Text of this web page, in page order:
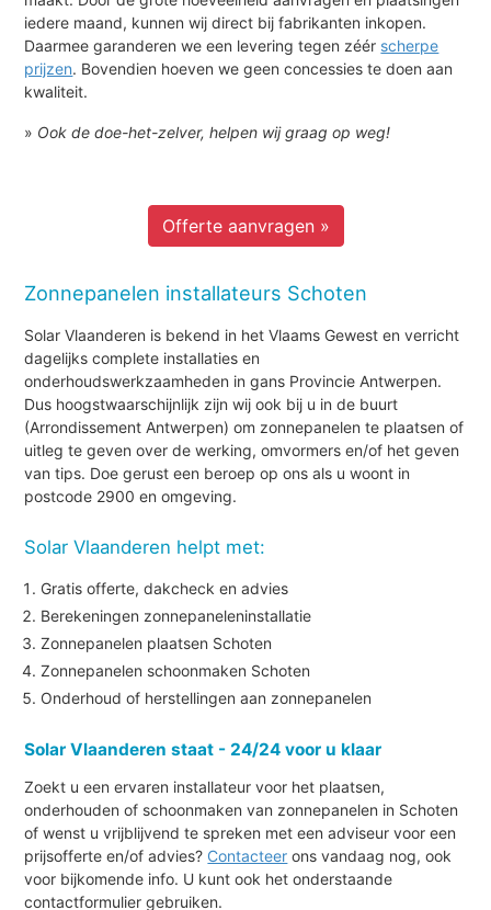
iedere maand, kunnen wij direct bij fabrikanten inkopen.
Daarmee garanderen we een levering tegen zéér scherpe
prijzen. Bovendien hoeven we geen concessies te doen aan
kwaliteit.
» Ook de doe-het-zelver, helpen wij graag op weg!
Offerte aanvragen »
Zonnepanelen installateurs Schoten
Solar Vlaanderen is bekend in het Vlaams Gewest en verricht
dagelijks complete installaties en
onderhoudswerkzaamheden in gans Provincie Antwerpen.
Dus hoogstwaarschijnlijk zijn wij ook bij u in de buurt
(Arrondissement Antwerpen) om zonnepanelen te plaatsen of
uitleg te geven over de werking, omvormers en/of het geven
van tips. Doe gerust een beroep op ons als u woont in
postcode 2900 en omgeving.
Solar Vlaanderen helpt met:
Gratis offerte, dakcheck en advies
Berekeningen zonnepaneleninstallatie
Zonnepanelen plaatsen Schoten
Zonnepanelen schoonmaken Schoten
Onderhoud of herstellingen aan zonnepanelen
Solar Vlaanderen staat - 24/24 voor u klaar
Zoekt u een ervaren installateur voor het plaatsen,
onderhouden of schoonmaken van zonnepanelen in Schoten
of wenst u vrijblijvend te spreken met een adviseur voor een
prijsofferte en/of advies? Contacteer ons vandaag nog, ook
voor bijkomende info. U kunt ook het onderstaande
contactformulier gebruiken.